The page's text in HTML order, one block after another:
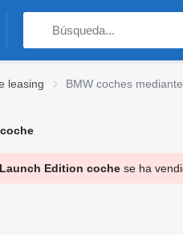
leasing BMW coches
Edition cochese ha